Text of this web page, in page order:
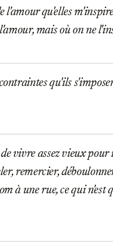
l'amour qu'elles
mais où on ne
qu'ils
vivre assez vieux pour
remercier,
à une rue, ce qui n'est